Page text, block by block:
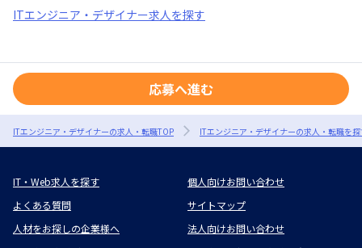
ITエンジニア・デザイナー求人を探す
応募へ進む
ITエンジニア・デザイナーの求人・転職TOP ITエンジニア・デザイナーの求人・転職を
IT・Web求人を探す
個人向けお問い合わせ
よくある質問
サイトマップ
人材をお探しの企業様へ
法人向けお問い合わせ